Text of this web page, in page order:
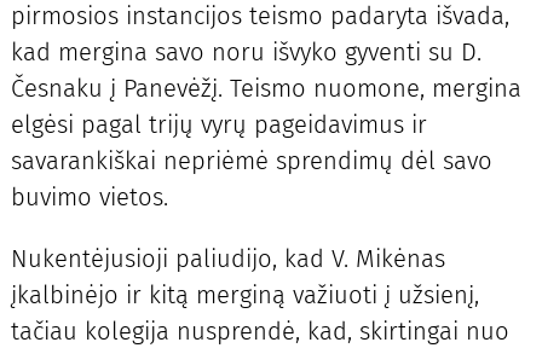
pirmosios instancijos teismo padaryta išvada,
kad mergina savo noru išvyko gyventi su D.
Česnaku į Panevėžį. Teismo nuomone, mergina
elgėsi pagal trijų vyrų pageidavimus ir
savarankiškai nepriėmė sprendimų dėl savo
buvimo vietos.
Nukentėjusioji paliudijo, kad V. Mikėnas
įkalbinėjo ir kitą merginą važiuoti į užsienį,
tačiau kolegija nusprendė, kad, skirtingai nuo